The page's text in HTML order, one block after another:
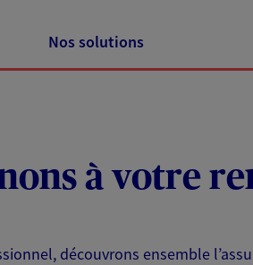
Nos solutions
à votre
découvrons ensemble